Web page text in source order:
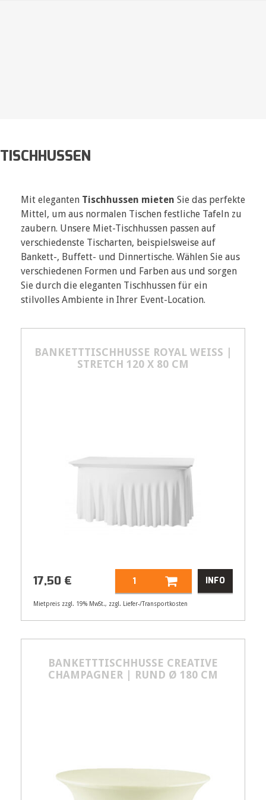
TISCHHUSSEN
Mit eleganten Tischhussen mieten Sie das perfekte
Mittel, um aus normalen Tischen festliche Tafeln zu
zaubern. Unsere Miet-Tischhussen passen auf
verschiedenste Tischarten, beispielsweise auf
Bankett-, Buffett- und Dinnertische. Wählen Sie aus
verschiedenen Formen und Farben aus und sorgen
Sie durch die eleganten Tischhussen für ein
stilvolles Ambiente in Ihrer Event-Location.
BANKETTTISCHHUSSE ROYAL WEISS | S
TRETCH 120 X 80 CM
Artikelnummer
21145
17,50 €
17,50 € INFO
Mietpreis zzgl. 19% MwSt., zzgl. Liefer-/Transportkosten
BANKETTTISCHHUSSE CREATIVE
CHAMPAGNER | RUND Ø 180 CM